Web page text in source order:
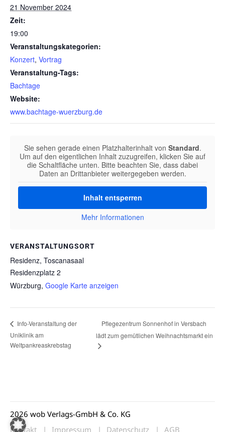
21 November 2024
Zeit:
19:00
Veranstaltungskategorien:
Konzert, Vortrag
Veranstaltung-Tags:
Bachtage
Website:
www.bachtage-wuerzburg.de
VERANSTALTUNGSORT
Residenz, Toscanasaal
Residenzplatz 2
Würzburg, Google Karte anzeigen
Sie sehen gerade einen Platzhalterinhalt von Standard.
Um auf den eigentlichen Inhalt zuzugreifen, klicken Sie auf
die Schaltfläche unten. Bitte beachten Sie, dass dabei
Daten an Drittanbieter weitergegeben werden.
Inhalt entsperren
Mehr Informationen
Info-Veranstaltung der
Uniklinik am
Weltpankreaskrebstag
Pflegezentrum Sonnenhof in Versbach
lädt zum gemütlichen Weihnachtsmarkt ein
2026 wob Verlags-GmbH & Co. KG
Kontakt
Impressum Datenschutz AGB